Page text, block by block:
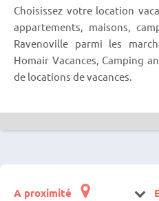
Choisissez votre location
appartements, maisons,
Ravenoville parmi les
Homair Vacances, Camping
de locations de vacances.
A proximité